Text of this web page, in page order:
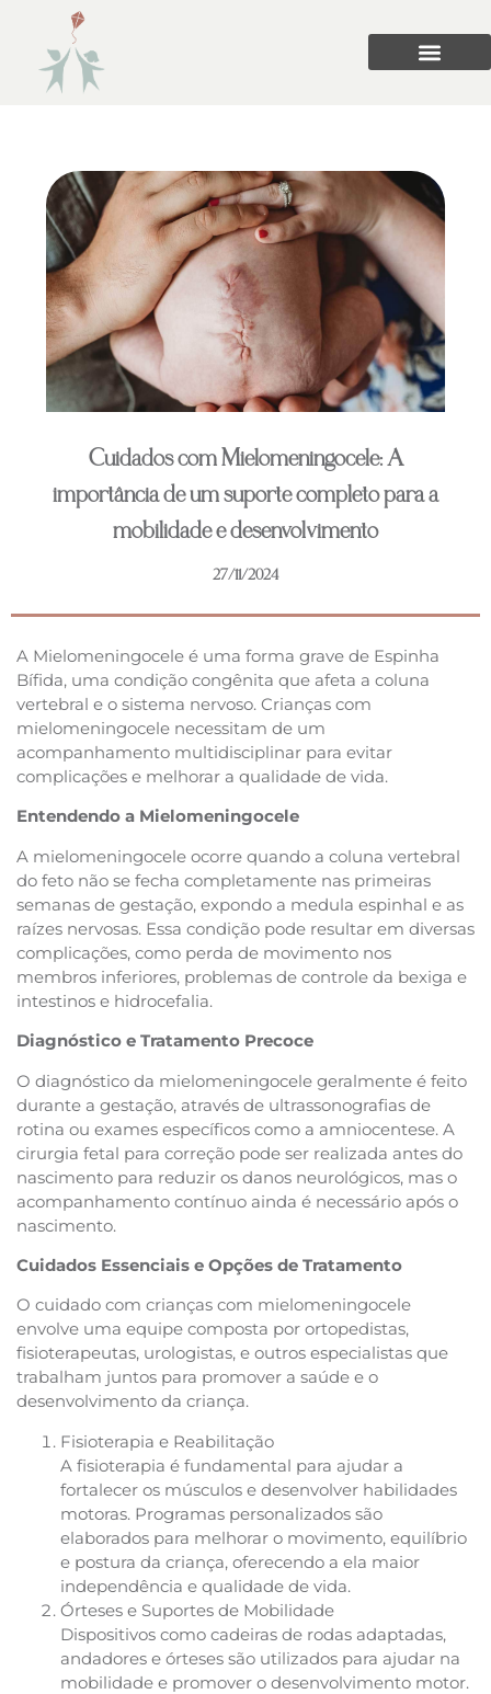
Cuidados com Mielomeningocele: A
importância de um suporte completo para a
mobilidade e desenvolvimento
27/11/2024
A Mielomeningocele é uma forma grave de Espinha
Bífida, uma condição congênita que afeta a coluna
vertebral e o sistema nervoso. Crianças com
mielomeningocele necessitam de um
acompanhamento multidisciplinar para evitar
complicações e melhorar a qualidade de vida.
Entendendo a Mielomeningocele
A mielomeningocele ocorre quando a coluna vertebral
do feto não se fecha completamente nas primeiras
semanas de gestação, expondo a medula espinhal e as
raízes nervosas. Essa condição pode resultar em diversas
complicações, como perda de movimento nos
membros inferiores, problemas de controle da bexiga e
intestinos e hidrocefalia.
Diagnóstico e Tratamento Precoce
O diagnóstico da mielomeningocele geralmente é feito
durante a gestação, através de ultrassonografias de
rotina ou exames específicos como a amniocentese. A
cirurgia fetal para correção pode ser realizada antes do
nascimento para reduzir os danos neurológicos, mas o
acompanhamento contínuo ainda é necessário após o
nascimento.
Cuidados Essenciais e Opções de Tratamento
O cuidado com crianças com mielomeningocele
envolve uma equipe composta por ortopedistas,
fisioterapeutas, urologistas, e outros especialistas que
trabalham juntos para promover a saúde e o
desenvolvimento da criança.
Fisioterapia e Reabilitação
A fisioterapia é fundamental para ajudar a
fortalecer os músculos e desenvolver habilidades
motoras. Programas personalizados são
elaborados para melhorar o movimento, equilíbrio
e postura da criança, oferecendo a ela maior
independência e qualidade de vida.
Órteses e Suportes de Mobilidade
Dispositivos como cadeiras de rodas adaptadas,
andadores e órteses são utilizados para ajudar na
mobilidade e promover o desenvolvimento motor.